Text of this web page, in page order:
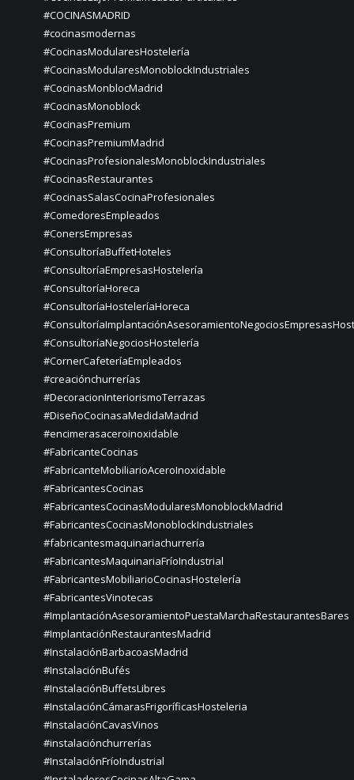
#COCINASMADRID
#cocinasmodernas
#CocinasModularesHostelería
#CocinasModularesMonoblockIndustriales
#CocinasMonblocMadrid
#CocinasMonoblock
#CocinasPremium
#CocinasPremiumMadrid
#CocinasProfesionalesMonoblockIndustriales
#CocinasRestaurantes
#CocinasSalasCocinaProfesionales
#ComedoresEmpleados
#ConersEmpresas
#ConsultoríaBuffetHoteles
#ConsultoríaEmpresasHostelería
#ConsultoríaHoreca
#ConsultoríaHosteleríaHoreca
#ConsultoríaNegociosHostelería
#CornerCafeteríaEmpleados
#creaciónchurrerías
#DecoracionInteriorismoTerrazas
#DiseñoCocinasaMedidaMadrid
#encimerasaceroinoxidable
#FabricanteCocinas
#FabricanteMobiliarioAceroInoxidable
#FabricantesCocinas
#FabricantesCocinasModularesMonoblockMadrid
#FabricantesCocinasMonoblockIndustriales
#fabricantesmaquinariachurrería
#FabricantesMaquinariaFríoIndustrial
#FabricantesMobiliarioCocinasHostelería
#FabricantesVinotecas
#ImplantaciónAsesoramientoPuestaMarchaRestaurantesBares
#ImplantaciónRestaurantesMadrid
#InstalaciónBarbacoasMadrid
#InstalaciónBufés
#InstalaciónBuffetsLibres
#InstalaciónCámarasFrigoríficasHosteleria
#InstalaciónCavasVinos
#instalaciónchurrerías
#InstalaciónFríoIndustrial